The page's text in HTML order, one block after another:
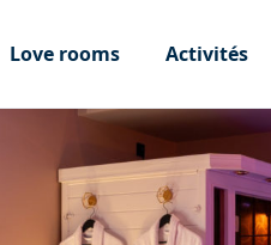
Love rooms Activités